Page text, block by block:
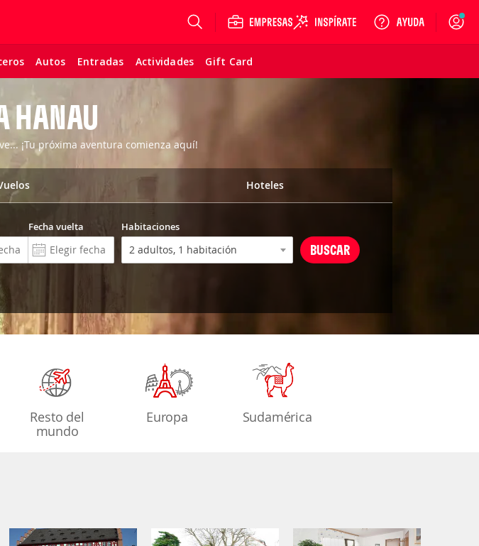
Autos Entradas Actividades Gift Card
Login
HANAU
¡Tu próxima aventura comienza aquí!
Hoteles
Fecha vuelta Habitaciones
Resto del
mundo
Europa Sudamérica